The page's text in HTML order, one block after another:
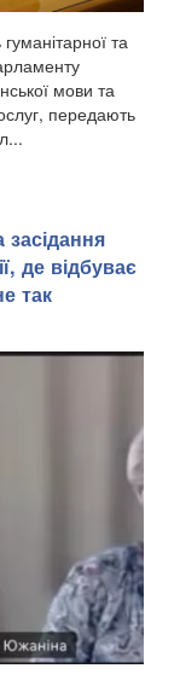
та
мови та
передають
де відбуває
так